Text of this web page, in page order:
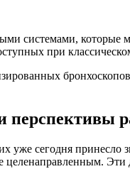
системами, которые
при
перспективы
сегодня принесло
целенаправленным.